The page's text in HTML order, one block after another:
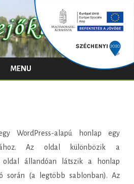
MENU
WordPress-alapú honlap egy
Az oldal különbözik a
oldal állandóan látszik a honlap
során (a legtöbb sablonban). Az